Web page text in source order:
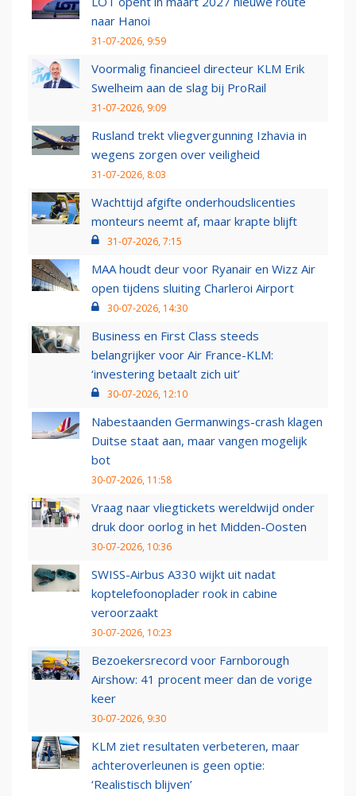
naar Hanoi
31-07-2026, 9:59
Voormalig financieel directeur KLM Erik
Swelheim aan de slag bij ProRail
31-07-2026, 9:09
Rusland trekt vliegvergunning Izhavia in
wegens zorgen over veiligheid
31-07-2026, 8:03
Wachttijd afgifte onderhoudslicenties
monteurs neemt af, maar krapte blijft
31-07-2026, 7:15
MAA houdt deur voor Ryanair en Wizz Air
open tijdens sluiting Charleroi Airport
30-07-2026, 14:30
Business en First Class steeds
belangrijker voor Air France-KLM:
‘investering betaalt zich uit’
30-07-2026, 12:10
Nabestaanden Germanwings-crash klagen
Duitse staat aan, maar vangen mogelijk
bot
30-07-2026, 11:58
Vraag naar vliegtickets wereldwijd onder
druk door oorlog in het Midden-Oosten
30-07-2026, 10:36
SWISS-Airbus A330 wijkt uit nadat
koptelefoonoplader rook in cabine
veroorzaakt
30-07-2026, 10:23
Bezoekersrecord voor Farnborough
Airshow: 41 procent meer dan de vorige
keer
30-07-2026, 9:30
KLM ziet resultaten verbeteren, maar
achteroverleunen is geen optie:
‘Realistisch blijven’